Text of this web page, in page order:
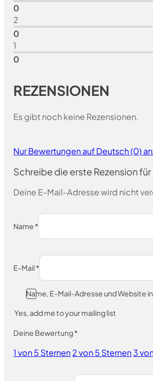
0
2
0
1
0
REZENSIONEN
Es gibt noch keine Rezensionen.
Nur Bewertungen auf Deutsch (0)
Schreibe die erste Rezension
Deine E-Mail-Adresse wird nicht
Name *
E-Mail*
Name, E-Mail-Adresse und Website
Yes, add me to your mailing list
Deine Bewertung*
1 von 5 Sternen2 von 5 Sternen3